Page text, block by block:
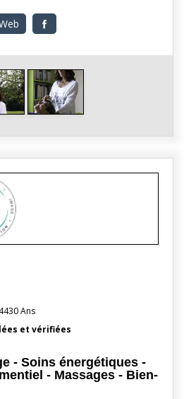
Ans
et vérifiées
- Soins énergétiques -
- Massages - Bien-